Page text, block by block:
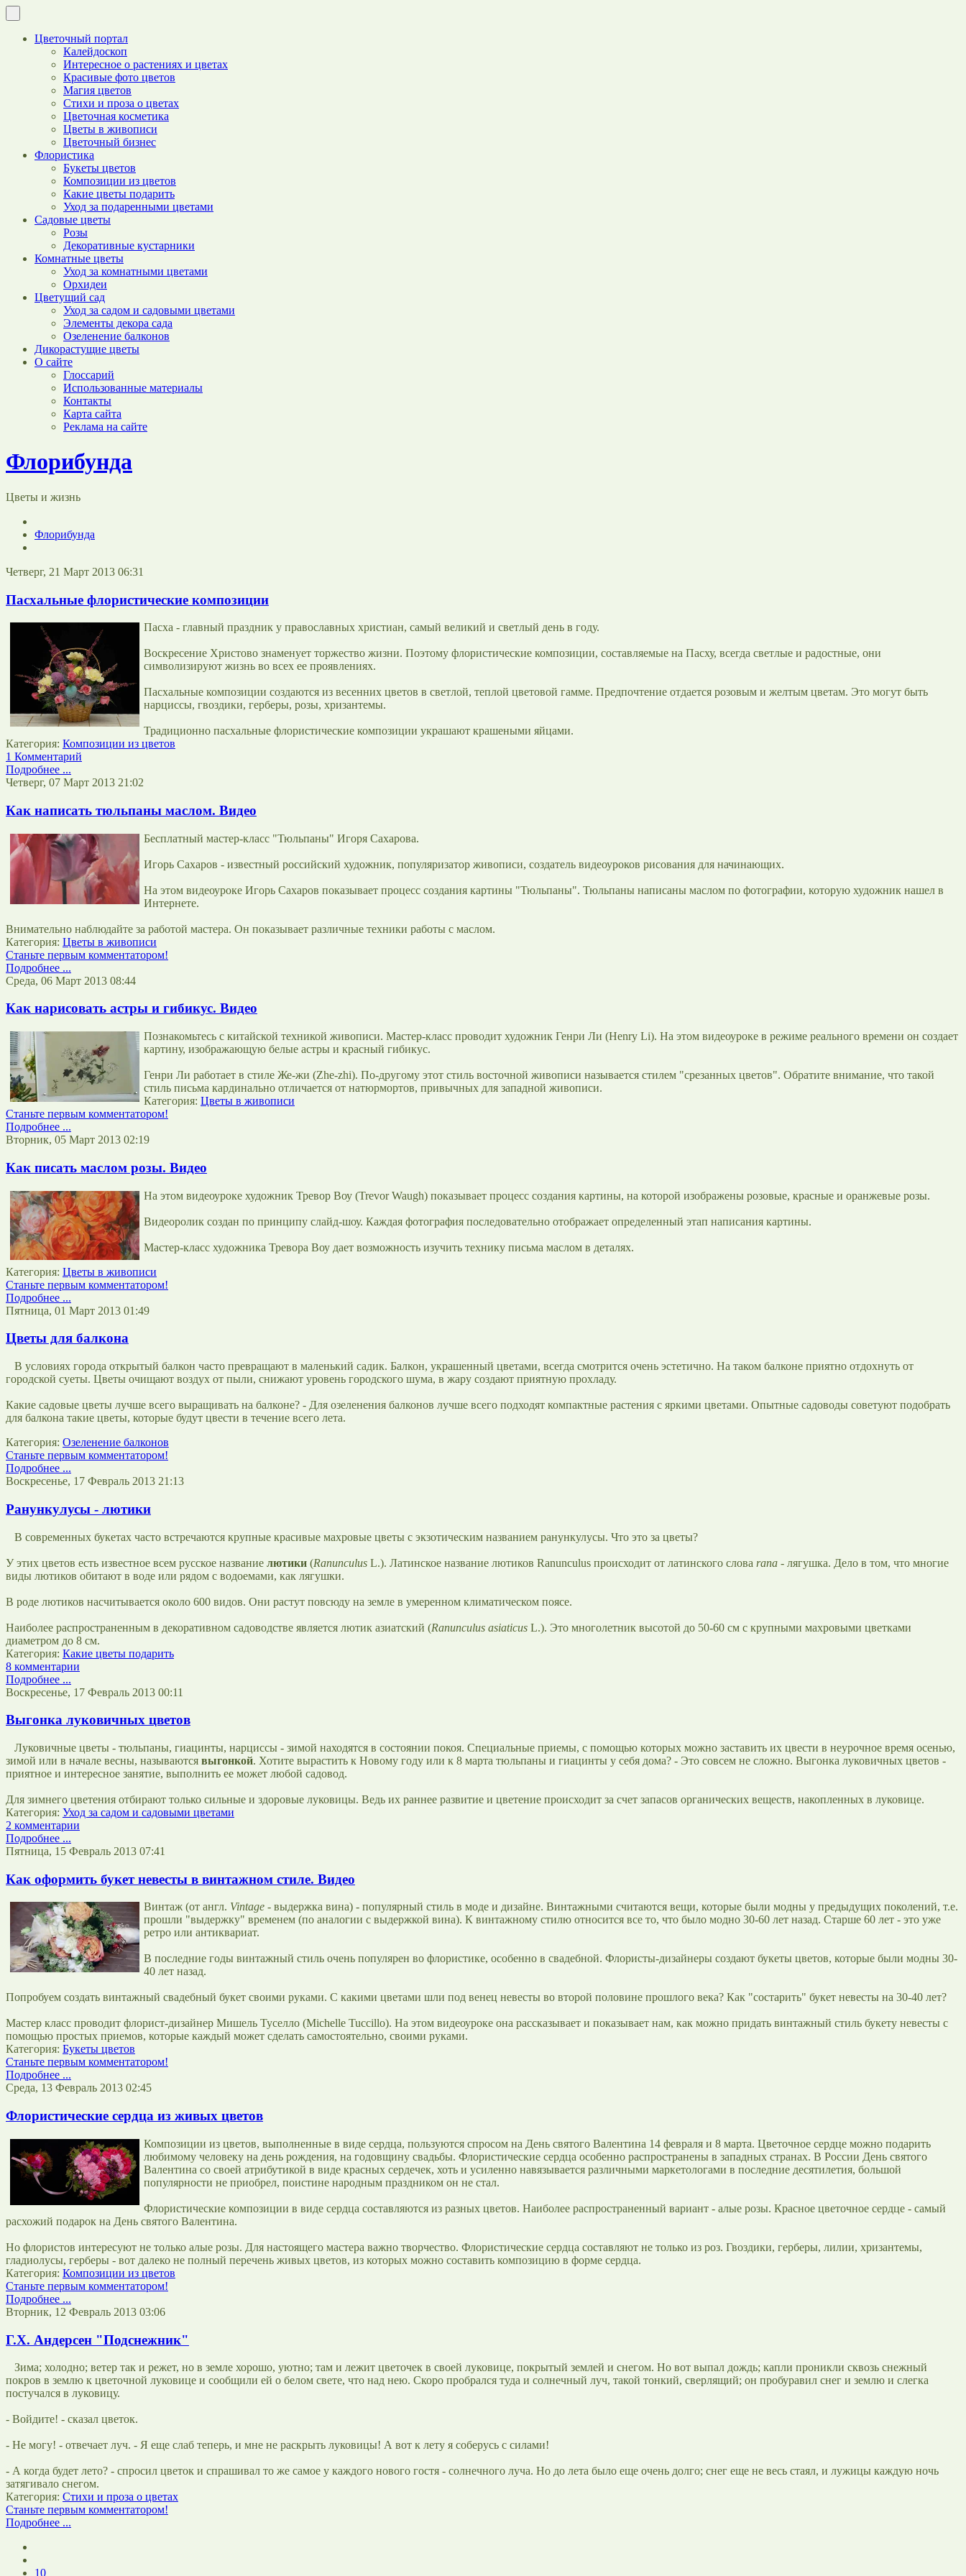
Цветочный портал
Калейдоскоп
Интересное о растениях и цветах
Красивые фото цветов
Магия цветов
Стихи и проза о цветах
Цветочная косметика
Цветы в живописи
Цветочный бизнес
Флористика
Букеты цветов
Композиции из цветов
Какие цветы подарить
Уход за подаренными цветами
Садовые цветы
Розы
Декоративные кустарники
Комнатные цветы
Уход за комнатными цветами
Орхидеи
Цветущий сад
Уход за садом и садовыми цветами
Элементы декора сада
Озеленение балконов
Дикорастущие цветы
О сайте
Глоссарий
Использованные материалы
Контакты
Карта сайта
Реклама на сайте
Флорибунда
Цветы и жизнь
Флорибунда
Четверг, 21 Март 2013 06:31
Пасхальные флористические композиции
Пасха - главный праздник у православных христиан, самый великий и светлый день в году.
Воскресение Христово знаменует торжество жизни. Поэтому флористические композиции, составляемые на Пасху, всегда светлые и радостные, они
символизируют жизнь во всех ее проявлениях.
Пасхальные композиции создаются из весенних цветов в светлой, теплой цветовой гамме. Предпочтение отдается розовым и желтым цветам. Это могут быть
нарциссы, гвоздики, герберы, розы, хризантемы.
Традиционно пасхальные флористические композиции украшают крашеными яйцами.
Категория: Композиции из цветов
1 Комментарий
Подробнее ...
Четверг, 07 Март 2013 21:02
Как написать тюльпаны маслом. Видео
Бесплатный мастер-класс "Тюльпаны" Игоря Сахарова.
Игорь Сахаров - известный российский художник, популяризатор живописи, создатель видеоуроков рисования для начинающих.
На этом видеоуроке Игорь Сахаров показывает процесс создания картины "Тюльпаны". Тюльпаны написаны маслом по фотографии, которую художник нашел в
Интернете.
Внимательно наблюдайте за работой мастера. Он показывает различные техники работы с маслом.
Категория: Цветы в живописи
Станьте первым комментатором!
Подробнее ...
Среда, 06 Март 2013 08:44
Как нарисовать астры и гибикус. Видео
Познакомьтесь с китайской техникой живописи. Мастер-класс проводит художник Генри Ли (Henry Li). На этом видеоуроке в режиме реального времени он создает
картину, изображающую белые астры и красный гибикус.
Генри Ли работает в стиле Же-жи (Zhe-zhi). По-другому этот стиль восточной живописи называется стилем "срезанных цветов". Обратите внимание, что такой
стиль письма кардинально отличается от натюрмортов, привычных для западной живописи.
Категория: Цветы в живописи
Станьте первым комментатором!
Подробнее ...
Вторник, 05 Март 2013 02:19
Как писать маслом розы. Видео
На этом видеоуроке художник Тревор Воу (Trevor Waugh) показывает процесс создания картины, на которой изображены розовые, красные и оранжевые розы.
Видеоролик создан по принципу слайд-шоу. Каждая фотография последовательно отображает определенный этап написания картины.
Мастер-класс художника Тревора Воу дает возможность изучить технику письма маслом в деталях.
Категория: Цветы в живописи
Станьте первым комментатором!
Подробнее ...
Пятница, 01 Март 2013 01:49
Цветы для балкона
В условиях города открытый балкон часто превращают в маленький садик. Балкон, украшенный цветами, всегда смотрится очень эстетично. На таком балконе приятно отдохнуть от
городской суеты. Цветы очищают воздух от пыли, снижают уровень городского шума, в жару создают приятную прохладу.
Какие садовые цветы лучше всего выращивать на балконе? - Для озеленения балконов лучше всего подходят компактные растения с яркими цветами. Опытные садоводы советуют подобрать
для балкона такие цветы, которые будут цвести в течение всего лета.
Категория: Озеленение балконов
Станьте первым комментатором!
Подробнее ...
Воскресенье, 17 Февраль 2013 21:13
Ранункулусы - лютики
В современных букетах часто встречаются крупные красивые махровые цветы с экзотическим названием ранункулусы. Что это за цветы?
У этих цветов есть известное всем русское название лютики (Ranunculus L.). Латинское название лютиков Ranunculus происходит от латинского слова rana - лягушка. Дело в том, что многие
виды лютиков обитают в воде или рядом с водоемами, как лягушки.
В роде лютиков насчитывается около 600 видов. Они растут повсюду на земле в умеренном климатическом поясе.
Наиболее распространенным в декоративном садоводстве является лютик азиатский (Ranunculus asiaticus L.). Это многолетник высотой до 50-60 см с крупными махровыми цветками
диаметром до 8 см.
Категория: Какие цветы подарить
8 комментарии
Подробнее ...
Воскресенье, 17 Февраль 2013 00:11
Выгонка луковичных цветов
Луковичные цветы - тюльпаны, гиацинты, нарциссы - зимой находятся в состоянии покоя. Специальные приемы, с помощью которых можно заставить их цвести в неурочное время осенью,
зимой или в начале весны, называются выгонкой. Хотите вырастить к Новому году или к 8 марта тюльпаны и гиацинты у себя дома? - Это совсем не сложно. Выгонка луковичных цветов -
приятное и интересное занятие, выполнить ее может любой садовод.
Для зимнего цветения отбирают только сильные и здоровые луковицы. Ведь их раннее развитие и цветение происходит за счет запасов органических веществ, накопленных в луковице.
Категория: Уход за садом и садовыми цветами
2 комментарии
Подробнее ...
Пятница, 15 Февраль 2013 07:41
Как оформить букет невесты в винтажном стиле. Видео
Винтаж (от англ. Vintage - выдержка вина) - популярный стиль в моде и дизайне. Винтажными считаются вещи, которые были модны у предыдущих поколений, т.е.
прошли "выдержку" временем (по аналогии с выдержкой вина). К винтажному стилю относится все то, что было модно 30-60 лет назад. Старше 60 лет - это уже
ретро или антиквариат.
В последние годы винтажный стиль очень популярен во флористике, особенно в свадебной. Флористы-дизайнеры создают букеты цветов, которые были модны 30-
40 лет назад.
Попробуем создать винтажный свадебный букет своими руками. С какими цветами шли под венец невесты во второй половине прошлого века? Как "состарить" букет невесты на 30-40 лет?
Мастер класс проводит флорист-дизайнер Мишель Туселло (Michelle Tuccillo). На этом видеоуроке она рассказывает и показывает нам, как можно придать винтажный стиль букету невесты с
помощью простых приемов, которые каждый может сделать самостоятельно, своими руками.
Категория: Букеты цветов
Станьте первым комментатором!
Подробнее ...
Среда, 13 Февраль 2013 02:45
Флористические сердца из живых цветов
Композиции из цветов, выполненные в виде сердца, пользуются спросом на День святого Валентина 14 февраля и 8 марта. Цветочное сердце можно подарить
любимому человеку на день рождения, на годовщину свадьбы. Флористические сердца особенно распространены в западных странах. В России День святого
Валентина со своей атрибутикой в виде красных сердечек, хоть и усиленно навязывается различными маркетологами в последние десятилетия, большой
популярности не приобрел, поистине народным праздником он не стал.
Флористические композиции в виде сердца составляются из разных цветов. Наиболее распространенный вариант - алые розы. Красное цветочное сердце - самый
расхожий подарок на День святого Валентина.
Но флористов интересуют не только алые розы. Для настоящего мастера важно творчество. Флористические сердца составляют не только из роз. Гвоздики, герберы, лилии, хризантемы,
гладиолусы, герберы - вот далеко не полный перечень живых цветов, из которых можно составить композицию в форме сердца.
Категория: Композиции из цветов
Станьте первым комментатором!
Подробнее ...
Вторник, 12 Февраль 2013 03:06
Г.Х. Андерсен "Подснежник"
Зима; холодно; ветер так и режет, но в земле хорошо, уютно; там и лежит цветочек в своей луковице, покрытый землей и снегом. Но вот выпал дождь; капли проникли сквозь снежный
покров в землю к цветочной луковице и сообщили ей о белом свете, что над нею. Скоро пробрался туда и солнечный луч, такой тонкий, сверлящий; он пробуравил снег и землю и слегка
постучался в луковицу.
- Войдите! - сказал цветок.
- Не могу! - отвечает луч. - Я еще слаб теперь, и мне не раскрыть луковицы! А вот к лету я соберусь с силами!
- А когда будет лето? - спросил цветок и спрашивал то же самое у каждого нового гостя - солнечного луча. Но до лета было еще очень долго; снег еще не весь стаял, и лужицы каждую ночь
затягивало снегом.
Категория: Стихи и проза о цветах
Станьте первым комментатором!
Подробнее ...
10